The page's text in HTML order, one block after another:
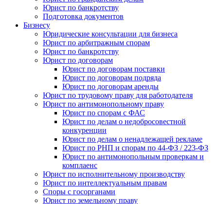
Юрист по банкротству
Подготовка документов
Бизнесу
Юридические консультации для бизнеса
Юрист по арбитражным спорам
Юрист по банкротству
Юрист по договорам
Юрист по договорам поставки
Юрист по договорам подряда
Юрист по договорам аренды
Юрист по трудовому праву для работодателя
Юрист по антимонопольному праву
Юрист по спорам с ФАС
Юрист по делам о недобросовестной
конкуренции
Юрист по делам о ненадлежащей рекламе
Юрист по РНП и спорам по 44-ФЗ / 223-ФЗ
Юрист по антимонопольным проверкам и
комплаенс
Юрист по исполнительному производству
Юрист по интеллектуальным правам
Споры с госорганами
Юрист по земельному праву